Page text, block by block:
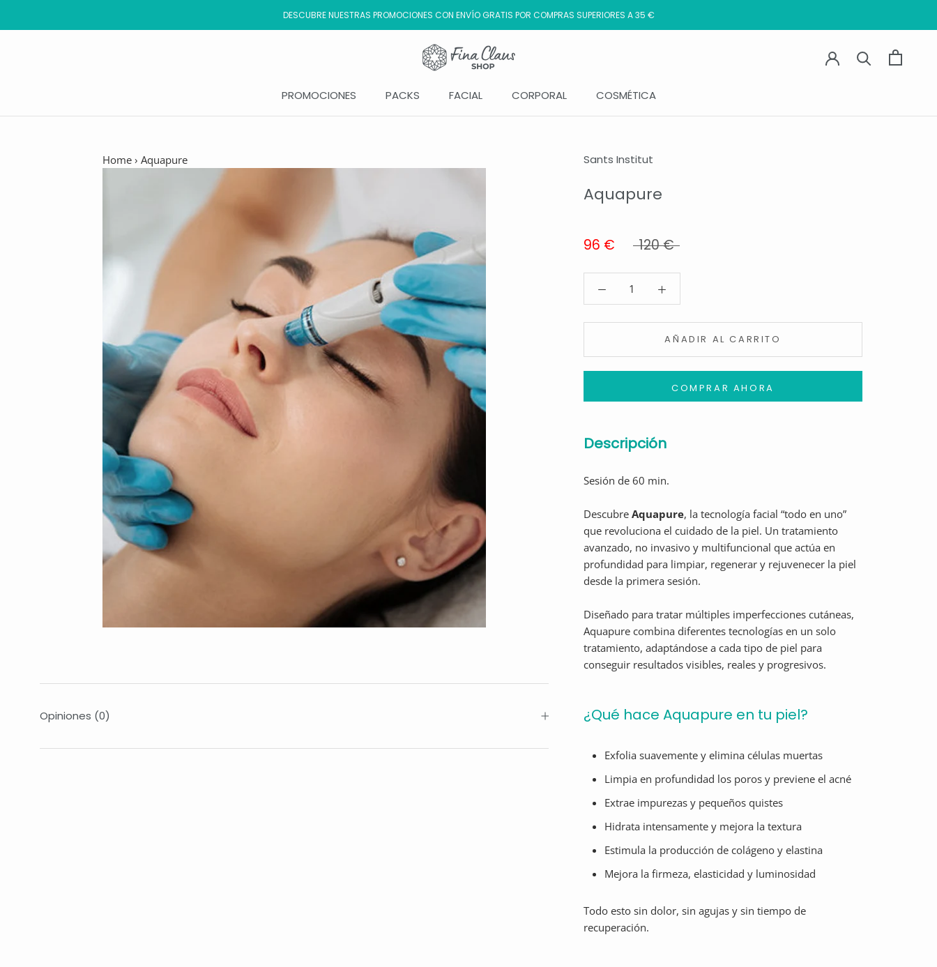
DESCUBRE NUESTRAS PROMOCIONES CON ENVÍO GRATIS POR COMPRAS SUPERIORES A 35 €
PROMOCIONES
PACKS FACIAL CORPORAL COSMÉTICA
Home › Aquapure Sants Institut
Aquapure
96 € 120 €
AÑADIR AL CARRITO
COMPRAR AHORA
Descripción
Sesión de 60 min.
Descubre Aquapure, la tecnología facial “todo en uno”
que revoluciona el cuidado de la piel. Un tratamiento
avanzado, no invasivo y multifuncional que actúa en
profundidad para limpiar, regenerar y rejuvenecer la piel
desde la primera sesión.
Diseñado para tratar múltiples imperfecciones cutáneas,
Aquapure combina diferentes tecnologías en un solo
tratamiento, adaptándose a cada tipo de piel para
conseguir resultados visibles, reales y progresivos.
¿Qué hace Aquapure en tu piel?
Exfolia suavemente y elimina células muertas
Limpia en profundidad los poros y previene el acné
Extrae impurezas y pequeños quistes
Hidrata intensamente y mejora la textura
Estimula la producción de colágeno y elastina
Mejora la firmeza, elasticidad y luminosidad
Todo esto sin dolor, sin agujas y sin tiempo de
recuperación.
Opiniones (0)